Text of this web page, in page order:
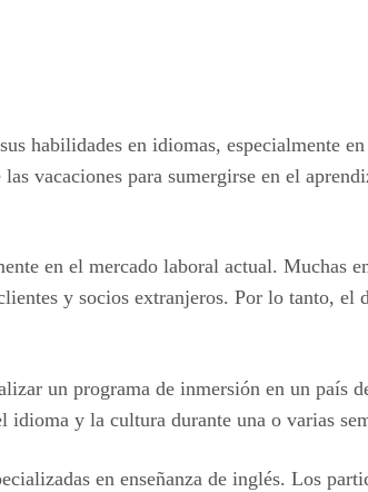
habilidades en idiomas, especialmente
vacaciones para sumergirse en el
en el mercado laboral actual. Muchas
y socios extranjeros. Por lo tanto, el
un programa de inmersión en un país
idioma y la cultura durante una o varias
en enseñanza de inglés. Los